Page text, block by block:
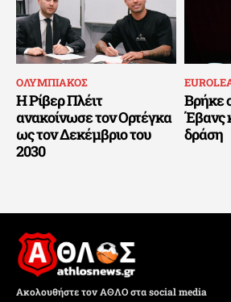
ΟΛΥΜΠΙΑΚΟΣ
Η Ρίβερ Πλέιτ
ανακοίνωσε τον Ορτέγκα
ως τον Δεκέμβριο του
2030
Βρήκε
Έβανς
δράση
Ακολουθήστε τον ΑΘΛΟ στα social media